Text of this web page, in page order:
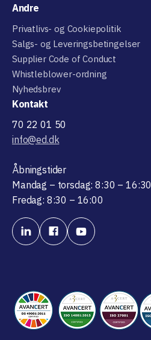
Andre
Privatlivs- og Cookiepolitik
Salgs- og Leveringsbetingelser
Supplier Code of Conduct
Whistleblower-ordning
Nyhedsbrev
Kontakt
70 22 01 50
info@ed.dk
Åbningstider
Mandag – torsdag: 8:30 – 16:30
Fredag: 8:30 – 16:00